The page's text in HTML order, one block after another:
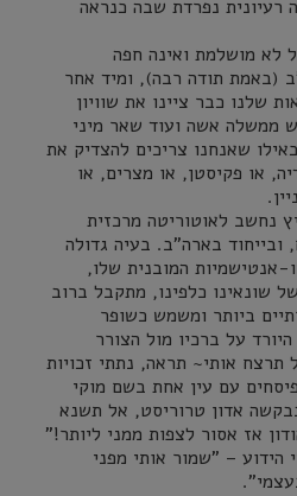
רעיונית נפרדת שבה כנראה
לא מושלמת ואינה חפה
(באמת תודה רבה), ומיד אחר
שלנו כבר ציינו את שוויון
ממשלה אשה ועוד שאר מיני
שאנחנו צריכים להצדיק את
או פקיסטן, או מצרים, או
נחשב לאוטוריטה מרכזית
ובייחוד בארה"ב. בעיה גדולה
אנטישמיות המובנית שלו,
כלפינו, מתקבל ברוב
ביותר ומשמש כשופר
על ברכיו מול הצורר
אותי~ תראה, נתתי זכויות
עם עין אחת בשם מוקי
אדון טרוריסט, אל תשנא
אז אסור לצפות ממני ליותר!"
הידוע – "שמור אותי מפני